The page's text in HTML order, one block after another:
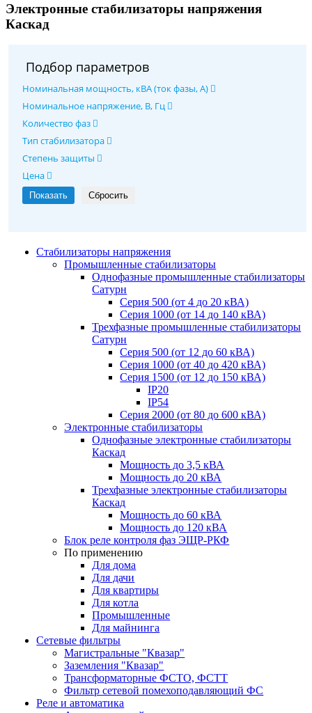
Электронные стабилизаторы напряжения
Каскад
Подбор параметров
Номинальная мощность, кВА (ток фазы, А)
Номинальное напряжение, В, Гц
Количество фаз
Тип стабилизатора
Степень защиты
Цена
Стабилизаторы напряжения
Промышленные стабилизаторы
Однофазные промышленные стабилизаторы
Сатурн
Серия 500 (от 4 до 20 кВА)
Серия 1000 (от 14 до 140 кВА)
Трехфазные промышленные стабилизаторы
Сатурн
Cерия 500 (от 12 до 60 кВА)
Серия 1000 (от 40 до 420 кВА)
Серия 1500 (от 12 до 150 кВА)
IP20
IP54
Серия 2000 (от 80 до 600 кВА)
Электронные стабилизаторы
Однофазные электронные стабилизаторы
Каскад
Мощность до 3,5 кВА
Мощность до 20 кВА
Трехфазные электронные стабилизаторы
Каскад
Мощность до 60 кВА
Мощность до 120 кВА
Блок реле контроля фаз ЭЩР-РКФ
По применению
Для дома
Для дачи
Для квартиры
Для котла
Промышленные
Для майнинга
Сетевые фильтры
Магистральные "Квазар"
Заземления "Квазар"
Трансформаторные ФСТО, ФСТТ
Фильтр сетевой помехоподавляющий ФС
Реле и автоматика